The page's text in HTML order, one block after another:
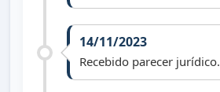
14/11/2023
Recebido parecer jurídico.